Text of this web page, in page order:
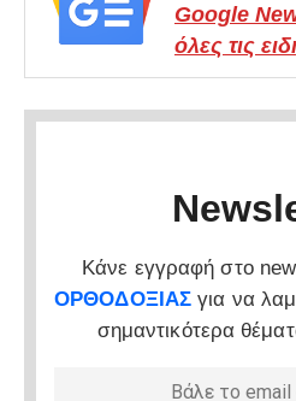
Google
όλες τις
Κάνε εγγραφή στο
ΟΡΘΟΔΟΞΙΑΣ για να
σημαντικότερα